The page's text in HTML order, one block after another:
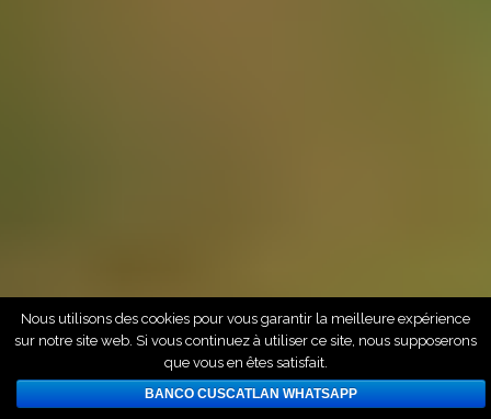
Nous utilisons des cookies pour vous garantir la meilleure expérience
sur notre site web. Si vous continuez à utiliser ce site, nous supposerons
que vous en êtes satisfait.
BANCO CUSCATLAN WHATSAPP